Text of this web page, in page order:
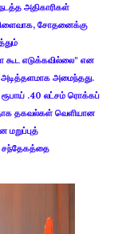
அதிகாரிகள்
சோதனைக்கு
கூட எடுக்கவில்லை" என
அமைந்தது.
.40 லட்சம் ரொக்கப்
தகவல்கள் வெளியான
மறுப்புத்
சந்தேகத்தை